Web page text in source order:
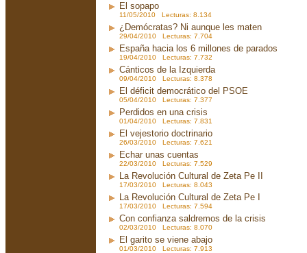
El sopapo
11/05/2010 Lecturas: 8.134
¿Demócratas? Ni aunque les maten
29/04/2010 Lecturas: 7.704
España hacia los 6 millones de parados
19/04/2010 Lecturas: 7.732
Cánticos de la Izquierda
09/04/2010 Lecturas: 8.378
El déficit democrático del PSOE
05/04/2010 Lecturas: 7.377
Perdidos en una crisis
01/04/2010 Lecturas: 7.831
El vejestorio doctrinario
26/03/2010 Lecturas: 7.621
Echar unas cuentas
22/03/2010 Lecturas: 7.529
La Revolución Cultural de Zeta Pe II
17/03/2010 Lecturas: 8.043
La Revolución Cultural de Zeta Pe I
17/03/2010 Lecturas: 7.594
Con confianza saldremos de la crisis
02/03/2010 Lecturas: 8.070
El garito se viene abajo
01/03/2010 Lecturas: 7.913